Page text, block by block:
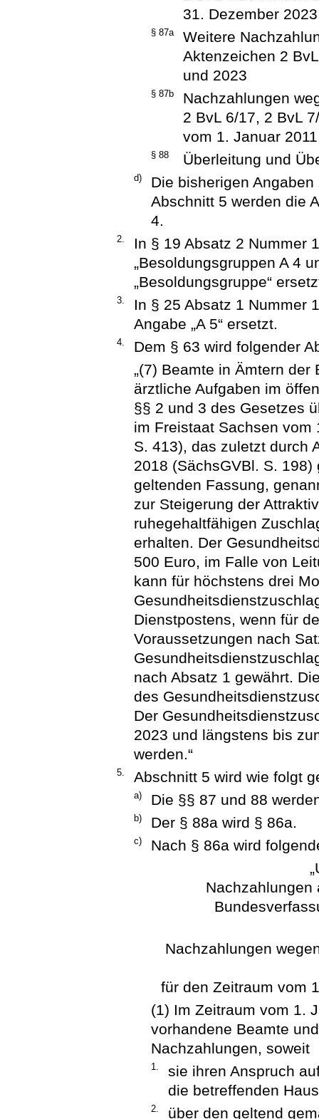
31. Dezember 2023
§ 87a
Weitere
Aktenzeichen 2
und 2023
§ 87b
Nachzahlungen
2 BvL 6/17, 2 BvL
vom 1. Januar
§ 88 Überleitung und
d)
Die bisherigen
Abschnitt 5 werden die
4.
2.
In § 19 Absatz 2 Nummer
„Besoldungsgruppen A 4
„Besoldungsgruppe“
3.
In § 25 Absatz 1 Nummer
Angabe „A 5“ ersetzt.
4.
Dem § 63 wird folgender
„(7) Beamte in Ämtern
ärztliche Aufgaben im
§§ 2 und 3 des Gesetzes
im Freistaat Sachsen vom
S. 413), das zuletzt durch
2018 (SächsGVBl. S.
geltenden Fassung,
zur Steigerung der
ruhegehaltfähigen
erhalten. Der
500 Euro, im Falle von
kann für höchstens drei
Dienstpostens, wenn für
Voraussetzungen nach
nach Absatz 1 gewährt.
des
Der
2023 und längstens bis
werden.“
5. Abschnitt 5 wird wie folgt
a) Die §§ 87 und 88
b) Der § 88a wird § 86a.
c)
Nach § 86a wird
Nachzahlungen
Nachzahlungen
für den Zeitraum vom
(1) Im Zeitraum vom 1.
vorhandene Beamte
Nachzahlungen, soweit
1.
sie ihren Anspruch
die betreffenden
2. über den geltend